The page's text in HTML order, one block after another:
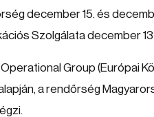
december 15. és
Szolgálata december
Group (Európai
a rendőrség